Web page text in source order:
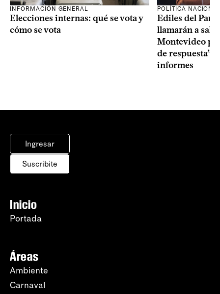
INFORMACIÓN GENERAL
Elecciones internas: qué se vota y
cómo se vota
POLÍTICA
Ediles del
llamarán a sala
Montevideo
de respuesta”
informes
Ingresar
Suscribite
Inicio
Portada
Áreas
Ambiente
Carnaval